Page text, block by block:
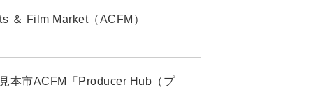
＆ Film Market（ACFM）
本市ACFM「Producer Hub（プ